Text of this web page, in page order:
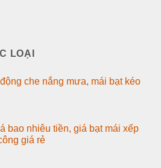
LOẠI
che nắng mưa, mái bạt kéo
bao nhiêu tiền, giá bạt mái xếp
giá rẻ